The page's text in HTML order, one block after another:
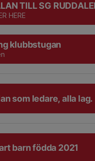
TILL SG
HERE
klubbstugan
som ledare, alla lag.
barn födda 2021